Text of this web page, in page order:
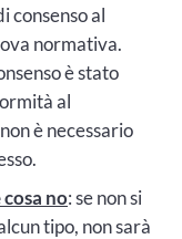
consenso al
normativa.
è stato
al
è necessario
no: se non si
tipo, non sarà